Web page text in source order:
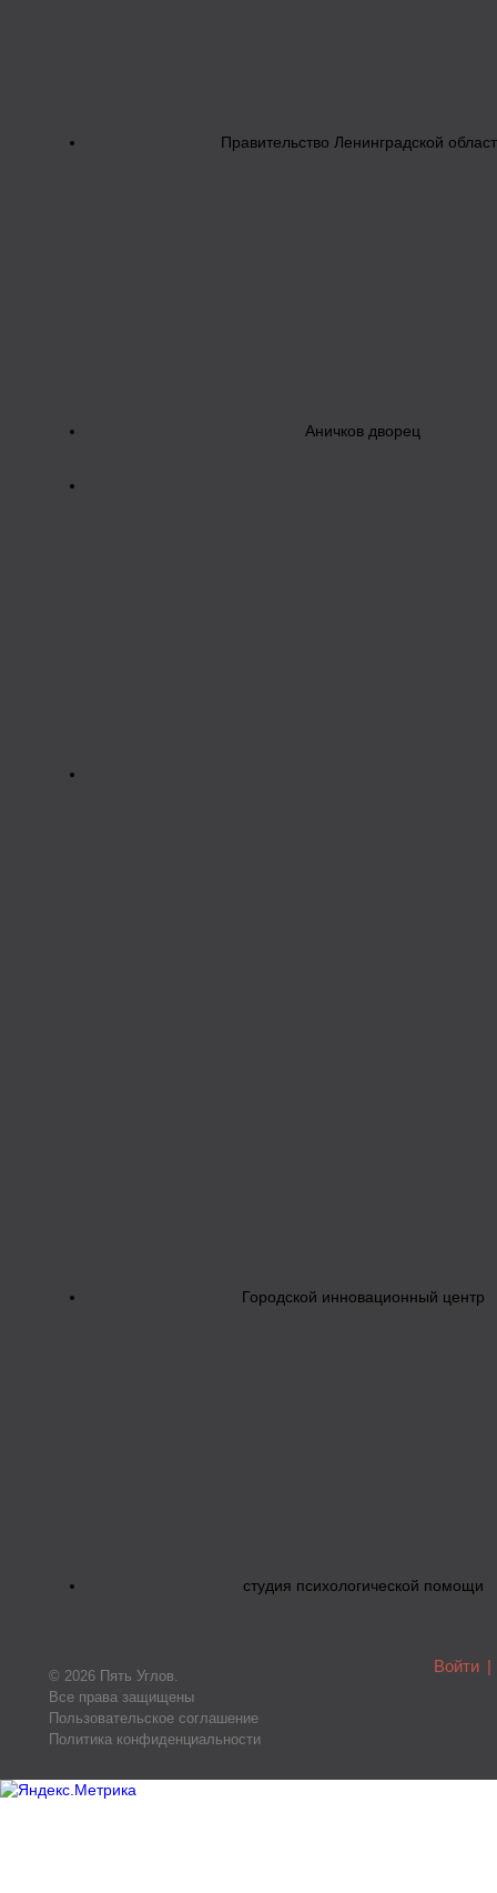
Правительство Ленинградской
Аничков дворец
Городской инновационный центр
студия психологической помощи
© 2026 Пять Углов.
Все права защищены
Пользовательское соглашение
Политика конфиденциальности
Войти